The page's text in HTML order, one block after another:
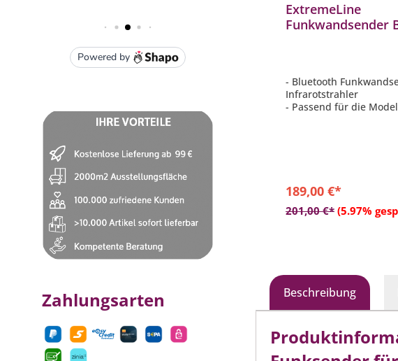
Zahlungsarten
ExtremeLine
Funkwandsender
- Bluetooth
Infrarotstrahler
- Passend für die
189,00 €*
201,00 €* (5.97%
In den
Beschreibung